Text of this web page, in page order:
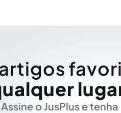
Assine o JusPlus e